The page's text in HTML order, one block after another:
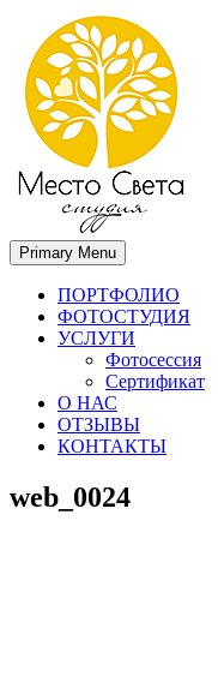
Место света. Свадебный
Свадебный фотограф в
Primary Menu
ПОРТФОЛИО
ФОТОСТУДИЯ
УСЛУГИ
Фотосессия
Сертификат
О НАС
ОТЗЫВЫ
КОНТАКТЫ
web_0024